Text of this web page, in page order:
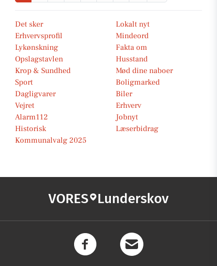
Det sker
Lokalt nyt
Erhvervsprofil
Mindeord
Lykønskning
Fakta om
Opslagstavlen
Husstand
Krop & Sundhed
Mød dine naboer
Sport
Boligmarked
Dagligvarer
Biler
Vejret
Erhverv
Alarm112
Jobnyt
Historisk
Læserbidrag
Kommunalvalg 2025
VORES Lunderskov